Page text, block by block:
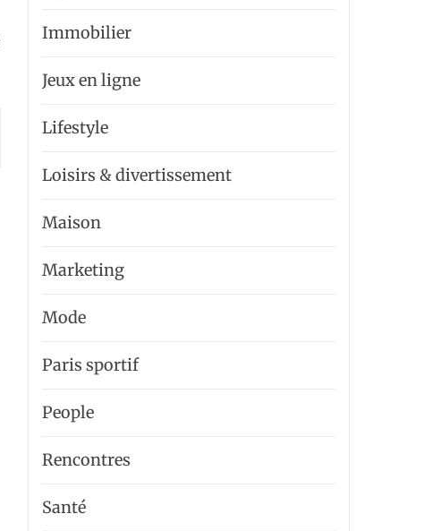
Immobilier
Jeux en ligne
Lifestyle
Loisirs & divertissement
Maison
Marketing
Mode
Paris sportif
People
Rencontres
Santé